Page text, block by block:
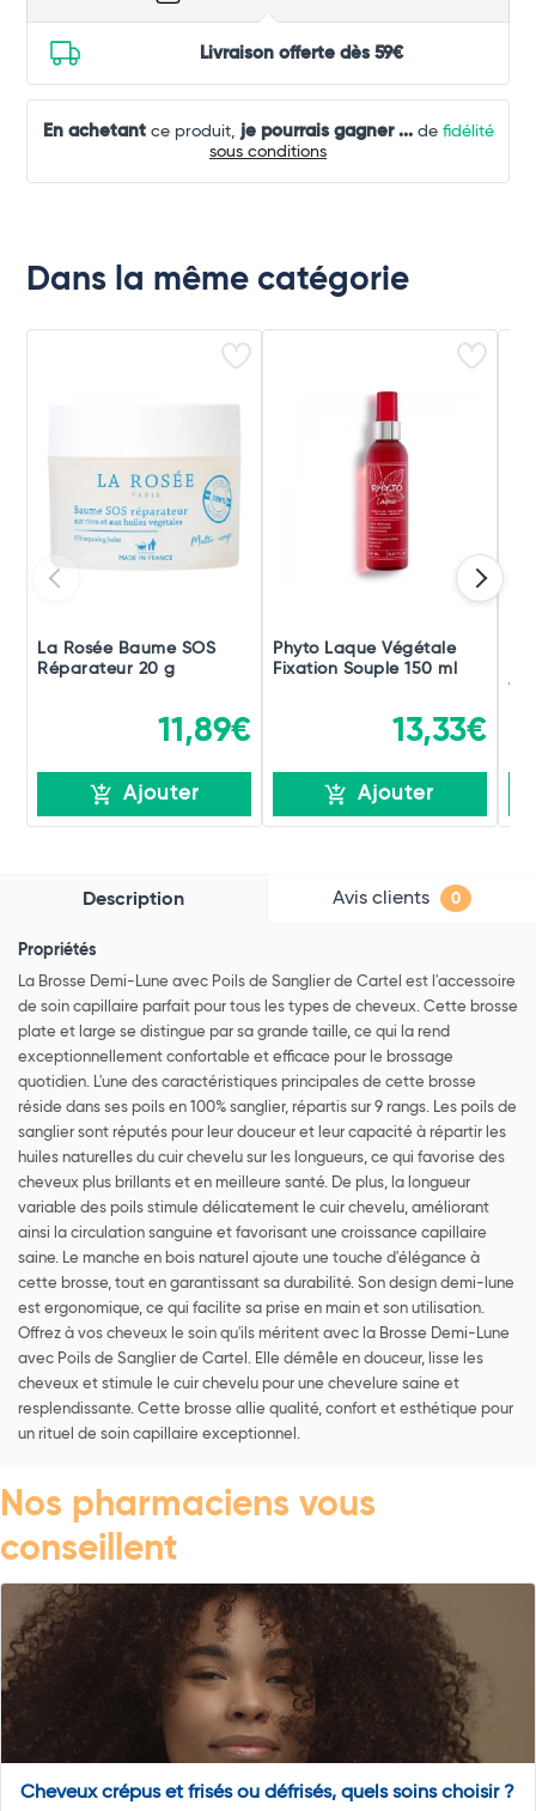
Livraison offerte dès 59€
En achetantce produit, je pourrais gagner ...de fidélité
sous conditions
Dans la même catégorie
La Rosée Baume SOS
Réparateur 20 g
11,89€
Ajouter
Phyto Laque Végétale
Fixation Souple 150 ml
13,33€
Ajouter
Description Avis clients 0
Propriétés
La Brosse Demi-Lune avec Poils de Sanglier de Cartel est l'accessoire
de soin capillaire parfait pour tous les types de cheveux. Cette brosse
plate et large se distingue par sa grande taille, ce qui la rend
exceptionnellement confortable et efficace pour le brossage
quotidien. L'une des caractéristiques principales de cette brosse
réside dans ses poils en 100% sanglier, répartis sur 9 rangs. Les poils de
sanglier sont réputés pour leur douceur et leur capacité à répartir les
huiles naturelles du cuir chevelu sur les longueurs, ce qui favorise des
cheveux plus brillants et en meilleure santé. De plus, la longueur
variable des poils stimule délicatement le cuir chevelu, améliorant
ainsi la circulation sanguine et favorisant une croissance capillaire
saine. Le manche en bois naturel ajoute une touche d'élégance à
cette brosse, tout en garantissant sa durabilité. Son design demi-lune
est ergonomique, ce qui facilite sa prise en main et son utilisation.
Offrez à vos cheveux le soin qu'ils méritent avec la Brosse Demi-Lune
avec Poils de Sanglier de Cartel. Elle démêle en douceur, lisse les
cheveux et stimule le cuir chevelu pour une chevelure saine et
resplendissante. Cette brosse allie qualité, confort et esthétique pour
un rituel de soin capillaire exceptionnel.
Nos pharmaciens vous
conseillent
Cheveux crépus et frisés ou défrisés, quels soins choisir ?